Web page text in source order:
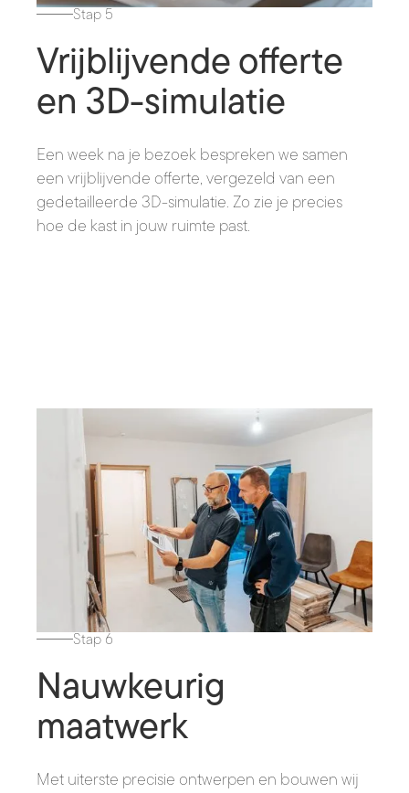
Stap 5
Vrijblijvende offerte
en 3D-simulatie
Een week na je bezoek bespreken we samen
een vrijblijvende offerte, vergezeld van een
gedetailleerde 3D-simulatie. Zo zie je precies
hoe de kast in jouw ruimte past.
Stap 6
Nauwkeurig
maatwerk
Met uiterste precisie ontwerpen en bouwen wij